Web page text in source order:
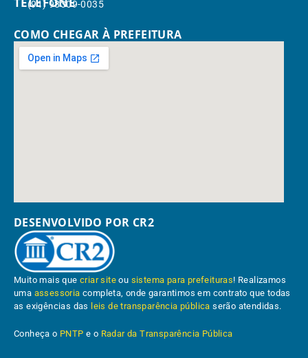
(91) 98309-0035
COMO CHEGAR À PREFEITURA
DESENVOLVIDO POR CR2
Muito mais quecriar site ou sistema para prefeituras! Realizamos
uma assessoria completa, onde garantimos em contrato que todas
as exigências das leis de transparência pública serão atendidas.
Conheça o PNTP e o Radar da Transparência Pública